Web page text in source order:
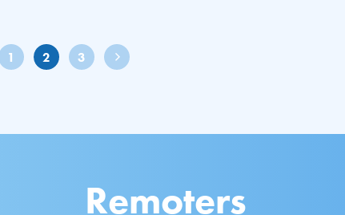
1 2 3
Remoters